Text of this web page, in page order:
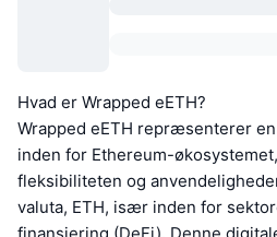
Hvad er Wrapped eETH?
Wrapped eETH repræsenterer
inden for Ethereum-
fleksibiliteten og
valuta, ETH, især inden for
finansiering (DeFi). Denne